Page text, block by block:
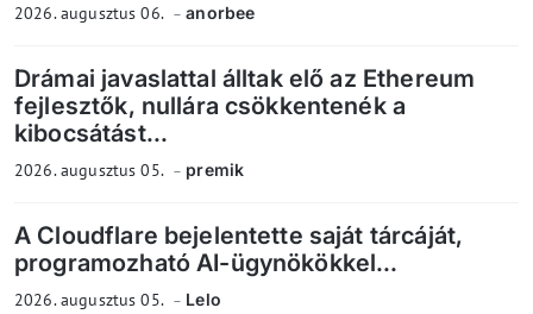
2026. augusztus 06. anorbee
Drámai javaslattal álltak elő az Ethereum
fejlesztők, nullára csökkentenék a
kibocsátást...
2026. augusztus 05. premik
A Cloudflare bejelentette saját tárcáját,
programozható AI-ügynökökkel...
2026. augusztus 05. Lelo